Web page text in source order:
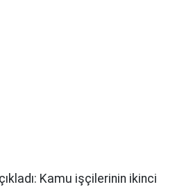
Kamu işçilerinin ikinci